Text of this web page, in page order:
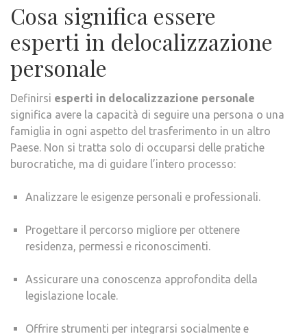
Cosa significa essere
esperti in delocalizzazione
personale
Definirsi esperti in delocalizzazione personale
significa avere la capacità di seguire una persona o una
famiglia in ogni aspetto del trasferimento in un altro
Paese. Non si tratta solo di occuparsi delle pratiche
burocratiche, ma di guidare l’intero processo:
Analizzare le esigenze personali e professionali.
Progettare il percorso migliore per ottenere
residenza, permessi e riconoscimenti.
Assicurare una conoscenza approfondita della
legislazione locale.
Offrire strumenti per integrarsi socialmente e